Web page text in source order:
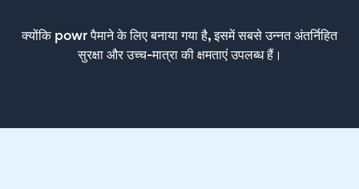
क्योंकि powr पैमाने के लिए बनाया गया है, इसमें सबसे उन्नत अंतर्निहित
सुरक्षा और उच्च-मात्रा की क्षमताएं उपलब्ध हैं।